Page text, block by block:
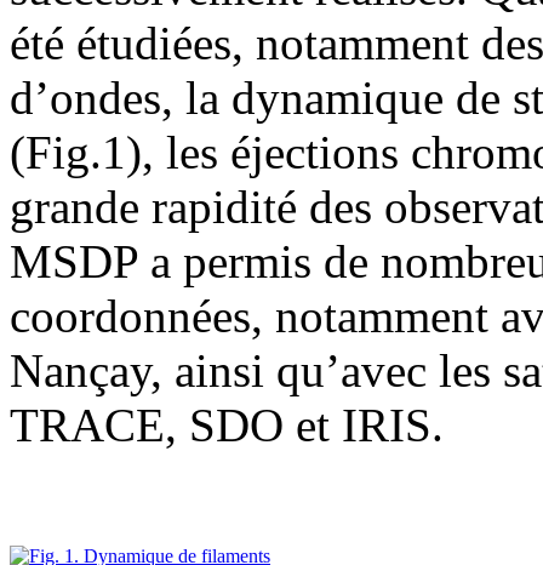
été étudiées, notamment
d’ondes, la dynamique de
(Fig.1), les éjections
grande rapidité des
MSDP a permis de
coordonnées, notamment
Nançay, ainsi qu’avec les
TRACE, SDO et IRIS.